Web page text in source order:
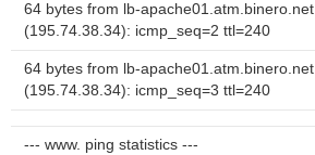
64 bytes from lb-apache01.atm.binero.net
(195.74.38.34): icmp_seq=2 ttl=240
64 bytes from lb-apache01.atm.binero.net
(195.74.38.34): icmp_seq=3 ttl=240
--- www. ping statistics ---